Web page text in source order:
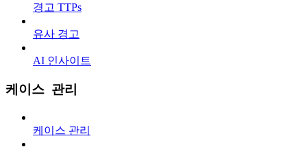
경고 TTPs
유사 경고
AI 인사이트
케이스 관리
케이스 관리